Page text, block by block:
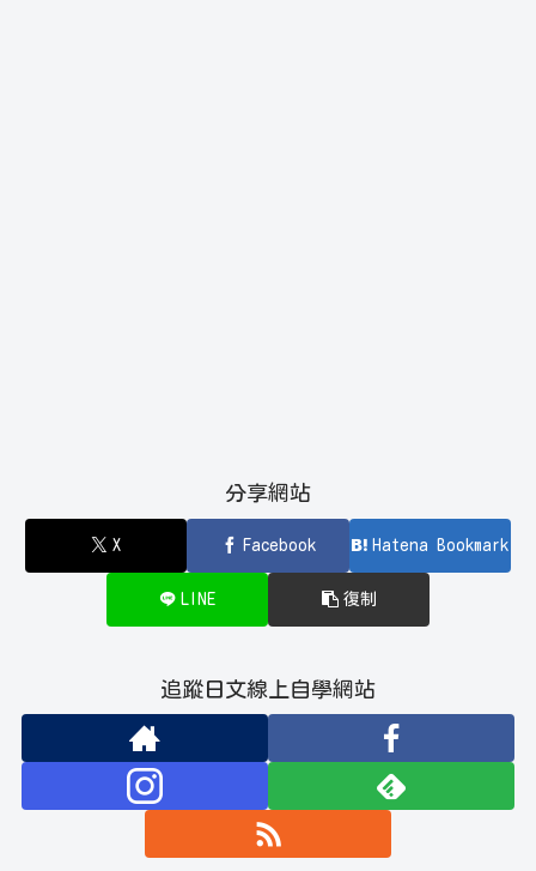
分享網站
X Facebook Hatena Bookmark
LINE 復制
追蹤日文線上自學網站